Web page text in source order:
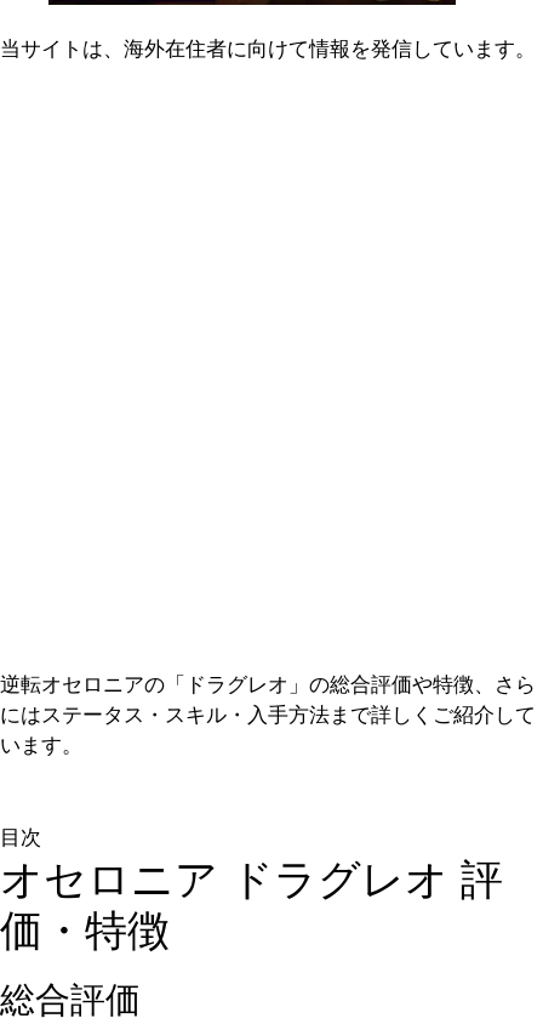
当サイトは、海外在住者に向けて情報を発信しています。
逆転オセロニアの「ドラグレオ」の総合評価や特徴、さら
にはステータス・スキル・入手方法まで詳しくご紹介して
います。
目次
オセロニア ドラグレオ 評
価・特徴
総合評価